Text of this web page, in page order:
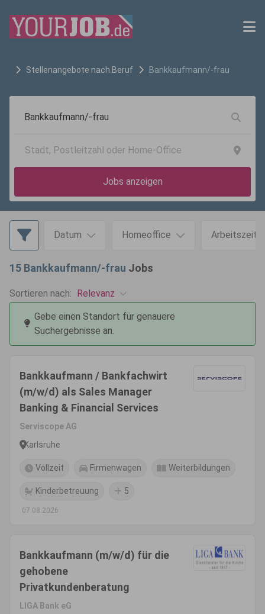
Stellenangebote nach Beruf Bankkaufmann/-frau
Jobs anzeigen
Datum Homeoffice Arbeitszeit
15 Bankkaufmann/-frau Jobs
Sortieren nach: Relevanz
Gebe einen Standort für genauere
Suchergebnisse an.
Bankkaufmann / Bankfachwirt
(m/w/d) als Sales Manager
Banking & Financial Services
Serviscope AG
Karlsruhe
Vollzeit Firmenwagen Weiterbildungen
Kinderbetreuung 5
07.08.2026
Bankkaufmann (m/w/d) für die
gehobene
Privatkundenberatung
LIGA Bank eG